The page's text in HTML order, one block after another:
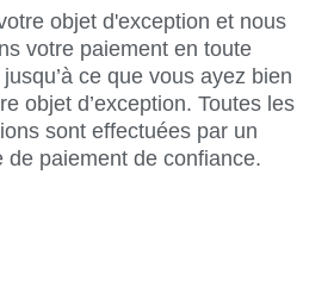
objet d'exception et nous
votre paiement en toute
ce que vous ayez bien
objet d’exception. Toutes les
sont effectuées par un
de paiement de confiance.